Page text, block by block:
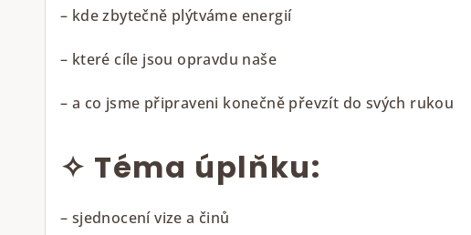
– kde zbytečně plýtváme energií
– které cíle jsou opravdu naše
– a co jsme připraveni konečně převzít do svých rukou
✧ Téma úplňku:
– sjednocení vize a činů